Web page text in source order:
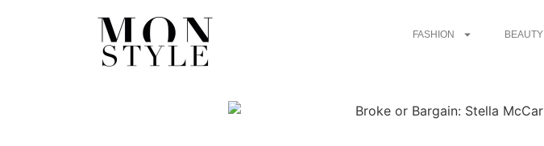
FASHION BEAUTY